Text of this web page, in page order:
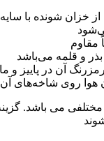
خزان شونده با سایه
مقاوم
و قلمه می‌باشد
آن در پاییز و
هوا روی شاخه‌های
مختلفی می باشد.